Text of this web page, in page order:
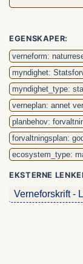
EGENSKAPER:
verneform:
myndighet:
myndighet_type:
verneplan: annet
planbehov:
forvaltningsplan:
ecosystem_type:
EKSTERNE
Verneforskrift -